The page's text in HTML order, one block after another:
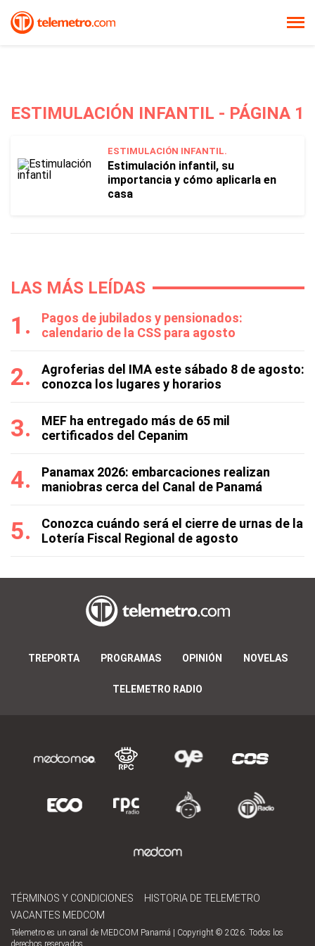
ESTIMULACIÓN INFANTIL - PÁGINA 1
ESTIMULACIÓN INFANTIL.
Estimulación infantil, su
importancia y cómo aplicarla en
casa
LAS MÁS LEÍDAS
Pagos de jubilados y pensionados:
calendario de la CSS para agosto
Agroferias del IMA este sábado 8 de agosto:
conozca los lugares y horarios
MEF ha entregado más de 65 mil
certificados del Cepanim
Panamax 2026: embarcaciones realizan
maniobras cerca del Canal de Panamá
Conozca cuándo será el cierre de urnas de la
Lotería Fiscal Regional de agosto
TREPORTA PROGRAMAS OPINIÓN NOVELAS
TELEMETRO RADIO
TÉRMINOS Y CONDICIONES
HISTORIA DE TELEMETRO
VACANTES MEDCOM
Telemetro es un canal de MEDCOM Panamá | Copyright © 2026. Todos los
derechos reservados.